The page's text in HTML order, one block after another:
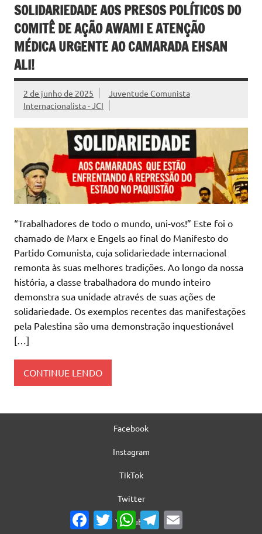
SOLIDARIEDADE AOS PRESOS POLÍTICOS DO
COMITÊ DE AÇÃO AWAMI E ATENÇÃO
MÉDICA URGENTE AO CAMARADA EHSAN
ALI!
2 de junho de 2025
Juventude Comunista
Internacionalista - JCI
“Trabalhadores de todo o mundo, uni-vos!” Este foi o
chamado de Marx e Engels ao final do Manifesto do
Partido Comunista, cuja solidariedade internacional
remonta às suas melhores tradições. Ao longo da nossa
história, a classe trabalhadora do mundo inteiro
demonstra sua unidade através de suas ações de
solidariedade. Os exemplos recentes das manifestações
pela Palestina são uma demonstração inquestionável
[…]
CONTINUE LENDO
Facebook
Instagram
TikTok
Twitter
YouTube
FacebookTwitterWhatsAppTelegram